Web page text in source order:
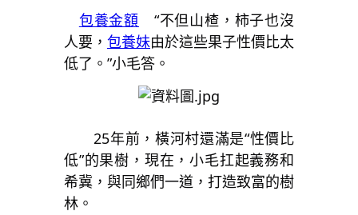
包養金額 “不但山楂，柿子也沒
人要， 包養妹由於這些果子性價比太
低了。”小毛答。
25年前，橫河村還滿是“性價比
低”的果樹，現在，小毛扛起義務和
希冀，與同鄉們一道，打造致富的樹
林。